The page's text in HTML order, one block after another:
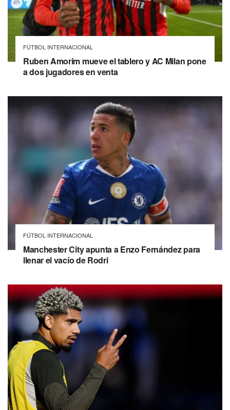
FÚTBOL INTERNACIONAL
Ruben Amorim mueve el tablero y AC Milan pone
a dos jugadores en venta
FÚTBOL INTERNACIONAL
Manchester City apunta a Enzo Fernández para
llenar el vacío de Rodri